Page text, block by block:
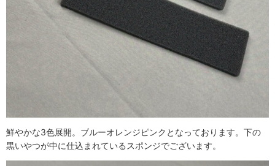
鮮やかな3色展開。ブルーオレンジピンクとなっております。下の
黒いやつが中に仕込まれているスポンジでございます。